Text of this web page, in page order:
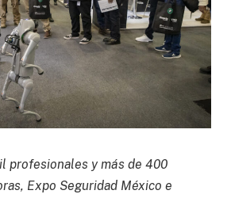
profesionales y más de 400
Expo Seguridad México e